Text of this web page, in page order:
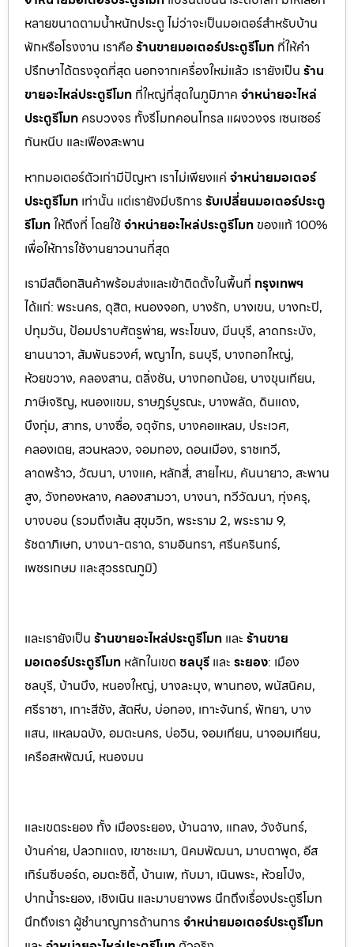
หลายขนาดตามน้ำหนักประตู ไม่ว่าจะเป็นมอเตอร์สำหรับบ้าน
พักหรือโรงงาน เราคือร้านขายมอเตอร์ประตูรีโมท ที่ให้คำ
ปรึกษาได้ตรงจุดที่สุด นอกจากเครื่องใหม่แล้ว เรายังเป็น ร้าน
ขายอะไหล่ประตูรีโมท ที่ใหญ่ที่สุดในภูมิภาค จำหน่ายอะไหล่
ประตูรีโมท ครบวงจร ทั้งรีโมทคอนโทรล แผงวงจร เซนเซอร์
กันหนีบ และเฟืองสะพาน
หากมอเตอร์ตัวเก่ามีปัญหา เราไม่เพียงแค่ จำหน่ายมอเตอร์
ประตูรีโมท เท่านั้น แต่เรายังมีบริการ รับเปลี่ยนมอเตอร์ประตู
รีโมทให้ถึงที่ โดยใช้จำหน่ายอะไหล่ประตูรีโมท ของแท้ 100%
เพื่อให้การใช้งานยาวนานที่สุด
เรามีสต็อกสินค้าพร้อมส่งและเข้าติดตั้งในพื้นที่ กรุงเทพฯ
ได้แก่: พระนคร, ดุสิต, หนองจอก, บางรัก, บางเขน, บางกะปิ,
ปทุมวัน, ป้อมปราบศัตรูพ่าย, พระโขนง, มีนบุรี, ลาดกระบัง,
ยานนาวา, สัมพันธวงศ์, พญาไท, ธนบุรี, บางกอกใหญ่,
ห้วยขวาง, คลองสาน, ตลิ่งชัน, บางกอกน้อย, บางขุนเทียน,
ภาษีเจริญ, หนองแขม, ราษฎร์บูรณะ, บางพลัด, ดินแดง,
บึงกุ่ม, สาทร, บางซื่อ, จตุจักร, บางคอแหลม, ประเวศ,
คลองเตย, สวนหลวง, จอมทอง, ดอนเมือง, ราชเทวี,
ลาดพร้าว, วัฒนา, บางแค, หลักสี่, สายไหม, คันนายาว, สะพาน
สูง, วังทองหลาง, คลองสามวา, บางนา, ทวีวัฒนา, ทุ่งครุ,
บางบอน (รวมถึงเส้น สุขุมวิท, พระราม 2, พระราม 9,
รัชดาภิเษก, บางนา-ตราด, รามอินทรา, ศรีนครินทร์,
เพชรเกษม และสุวรรณภูมิ)
และเรายังเป็น ร้านขายอะไหล่ประตูรีโมท และ ร้านขาย
มอเตอร์ประตูรีโมท หลักในเขต ชลบุรี และ ระยอง: เมือง
ชลบุรี, บ้านบึง, หนองใหญ่, บางละมุง, พานทอง, พนัสนิคม,
ศรีราชา, เกาะสีชัง, สัตหีบ, บ่อทอง, เกาะจันทร์, พัทยา, บาง
แสน, แหลมฉบัง, อมตะนคร, บ่อวิน, จอมเทียน, นาจอมเทียน,
เครือสหพัฒน์, หนองมน
และเขตระยอง ทั้ง เมืองระยอง, บ้านฉาง, แกลง, วังจันทร์,
บ้านค่าย, ปลวกแดง, เขาชะเมา, นิคมพัฒนา, มาบตาพุด, อีส
เทิร์นซีบอร์ด, อมตะซิตี้, บ้านเพ, ทับมา, เนินพระ, ห้วยโป่ง,
ปากน้ำระยอง, เชิงเนิน และมาบยางพร นึกถึงเรื่องประตูรีโมท
นึกถึงเรา ผู้ชำนาญการด้านการ จำหน่ายมอเตอร์ประตูรีโมท